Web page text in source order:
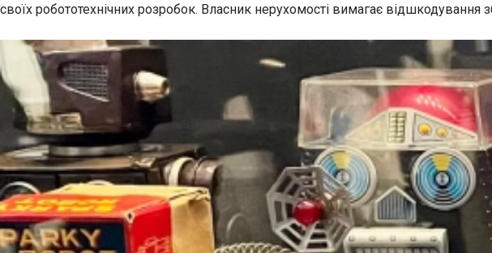
своїх робототехнічних розробок. Власник нерухомості вимагає